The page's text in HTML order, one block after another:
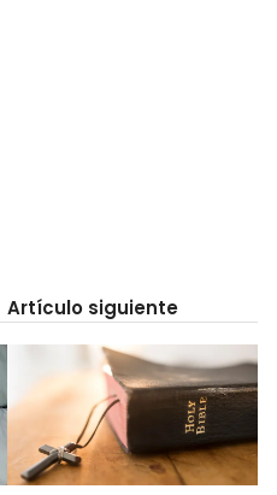
Artículo siguiente